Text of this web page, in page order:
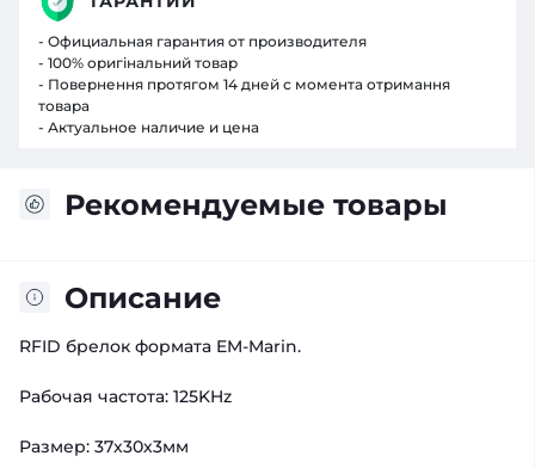
Рекомендуемые товары
Описание
RFID брелок формата EM-Marin.
Рабочая частота: 125KHz
Размер: 37х30х3мм
- Официальная гарантия от производителя
- 100% оригінальний товар
- Повернення протягом 14 дней с момента отримання
товара
- Актуальное наличие и цена